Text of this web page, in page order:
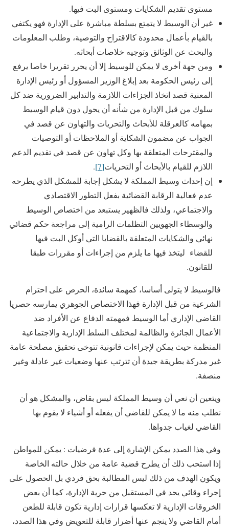
مستوى تقديم الشكايات ومستوى البت فيها.
غير أن الوسيط لا يتمتع بسلطة مباشرة على الإدارة فهو يكتفي
بالقيام بأعمال محدودة كالاقتراح والتوصية، وطلب المعلومات
والبحث عن الوثائق وتوجيه خلاصات أبحاثه.
ومن جهة أخرى لا يمكن للوسيط إلا أن يحرر تقريرا خاصا يرفع
إلى رئيس الحكومة بعد إبلاغ الوزير المسؤول أو رئيس الإدارة
المعنية قصد اتخاذ الجزاءات اللازمة والتدابير الضرورية ضد كل
سلوك من قبل الإدارة من شأنه أن يحول دون قيام الوسيط
بمهامه كالعرقلة للأبحاث والتحريات والتهاون عن قصد في
الجواب عن مضمون الشكاية أو الملاحظات أو التوصيات
والمقترحات المتعلقة بها وكل تهاون عن قصد في تقديم الدعم
اللازم للقيام بالأبحاث أو التحريات[7]
.
إن إحداث وسيط المملكة لا يشكل إجابة للمشكل الذي يطرحه
عدم فعالية الرقابة القضائية بفعل التطور الاقتصادي
والاجتماعي، ولذلك فالظهير يستبعد من اختصاص الوسيط
والوسطاء الجهويين التظلمات الرامية إلى مراجعة حكم قضائي
نهائي والشكايات المتعلقة بالقضايا التي أوكل البت فيها
للقضاء ليتخذ فيها ما يلزم من إجراءات أو مقررات طبقا
للقانون.
فالوسيط لا يتولى أساسا، كمهمة سائدة، الحرص على احترام
الشرعية من قبل الإدارة فهذا الاختصاص الجوهري يمارسه حصريا
القاضي الإداري أما الوسيط فمهمته الدفاع عن الأفراد ضد
الأعمال الجائرة والظالمة لمختلف السلط الإدارية والاجتماعية
المنظمة حيث يمكن لإجراءات قانونية تتوخى تحقيق مصلحة عامة
غير مدركة بطريقة جيدة أن تترتب عنها وضعيات غير عادلة وغير
منصفة.
ويتعين أن نعي أن وسيط المملكة ليس بقاض، والمشكل هو أن
نطلب منه ما لا يمكن للقاضي أن يفعله أو أشياء لا يقوم بها
القاضي لغياب جدواها.
وفي هذا الصدد يمكن الإشارة إلى عدة فرضيات : يمكن للمواطن
إذا استحب ذلك أن يطرح قضية عامة من خلال حالته الخاصة
ويكون الهدف من ذلك ليس المطالبة بحق فردي بل الحصول على
إجراء وقائي يحد في المستقبل من حرية الإدارة، كما أن بعض
الخروقات الإدارية لا تعكسها قرارات إدارية تكون قابلة للطعن
أمام القاضي ولا ينجم عنها أضرار قابلة للتعويض وفي هذا الصدد،